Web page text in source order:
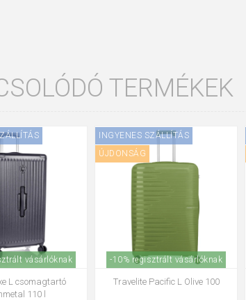
TERMÉKEK
vásárlóknak
L PP 100-76-01
fekete, 114
INGYENES SZÁLLÍTÁS
-10% regisztrált vásárlóknak
ÚJDONSÁG
Dielle 4W L PP 100-76-60 bézs